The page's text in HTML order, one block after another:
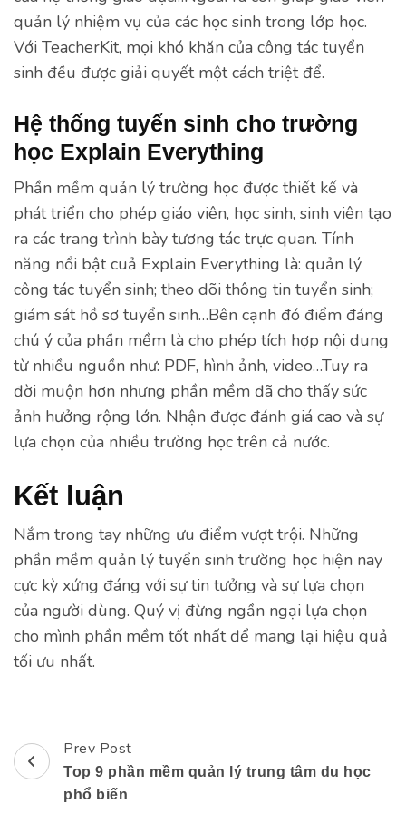
quản lý nhiệm vụ của các học sinh trong lớp học.
Với TeacherKit, mọi khó khăn của công tác tuyển
sinh đều được giải quyết một cách triệt để.
Hệ thống tuyển sinh cho trường
học Explain Everything
Phần mềm quản lý trường học được thiết kế và
phát triển cho phép giáo viên, học sinh, sinh viên tạo
ra các trang trình bày tương tác trực quan. Tính
năng nổi bật cuả Explain Everything là: quản lý
công tác tuyển sinh; theo dõi thông tin tuyển sinh;
giám sát hồ sơ tuyển sinh…Bên cạnh đó điểm đáng
chú ý của phần mềm là cho phép tích hợp nội dung
từ nhiều nguồn như: PDF, hình ảnh, video…Tuy ra
đời muộn hơn nhưng phần mềm đã cho thấy sức
ảnh hưởng rộng lớn. Nhận được đánh giá cao và sự
lựa chọn của nhiều trường học trên cả nước.
Kết luận
Nắm trong tay những ưu điểm vượt trội. Những
phần mềm quản lý tuyển sinh trường học hiện nay
cực kỳ xứng đáng với sự tin tưởng và sự lựa chọn
của người dùng. Quý vị đừng ngần ngại lựa chọn
cho mình phần mềm tốt nhất để mang lại hiệu quả
tối ưu nhất.
Post
Navigation
Prev Post
Top 9 phần mềm quản lý trung tâm du học
phổ biến